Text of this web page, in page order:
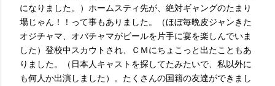
になりました。）ホームスティ先が、絶対ギャングのたまり
場じゃん！！って事もありました。（ほぼ毎晩皮ジャンきた
オジチャマ、オバチャマがビールを片手に宴を楽しんでいま
した）登校中スカウトされ、ＣＭにちょこっと出たこともあ
りました。（日本人キャストを探してたみたいで、私以外に
も何人か出演しました）。たくさんの国籍の友達ができまし